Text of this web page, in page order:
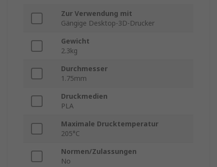
Zur Verwendung mit
Gängige Desktop-3D-Drucker
Gewicht
2.3kg
Durchmesser
1.75mm
Druckmedien
PLA
Maximale Drucktemperatur
205°C
Normen/Zulassungen
No